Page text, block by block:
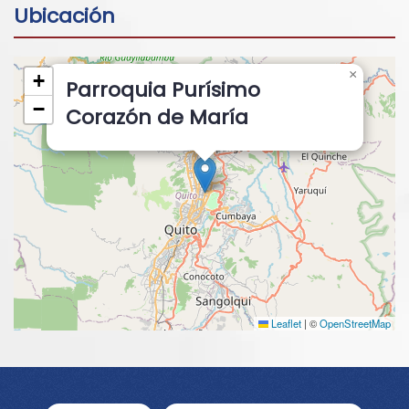
Ubicación
Parroquia Purísimo
Corazón de María
×
+
−
Leaflet | ©OpenStreetMap